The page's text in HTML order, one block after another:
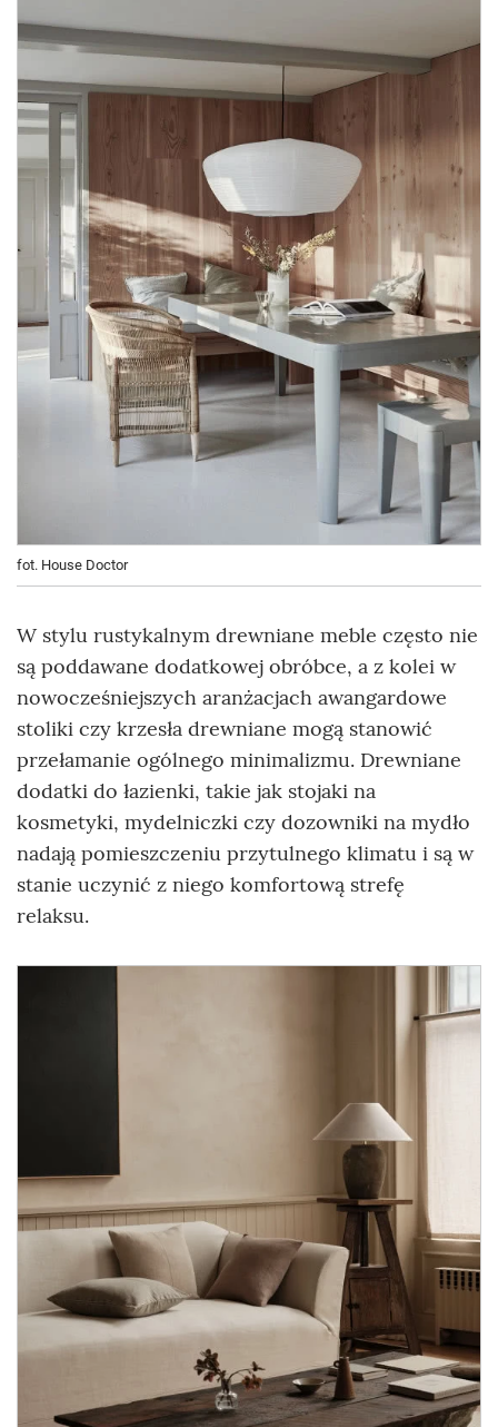
fot. House Doctor
W stylu rustykalnym drewniane meble często nie
są poddawane dodatkowej obróbce, a z kolei w
nowocześniejszych aranżacjach awangardowe
stoliki czy krzesła drewniane mogą stanowić
przełamanie ogólnego minimalizmu. Drewniane
dodatki do łazienki, takie jak stojaki na
kosmetyki, mydelniczki czy dozowniki na mydło
nadają pomieszczeniu przytulnego klimatu i są w
stanie uczynić z niego komfortową strefę
relaksu.